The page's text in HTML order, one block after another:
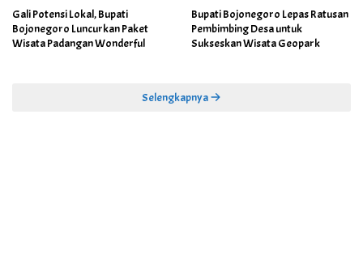
Gali Potensi Lokal, Bupati
Bojonegoro Luncurkan Paket
Wisata Padangan Wonderful
Bupati Bojonegoro Lepas Ratusan
Pembimbing Desa untuk
Sukseskan Wisata Geopark
Selengkapnya